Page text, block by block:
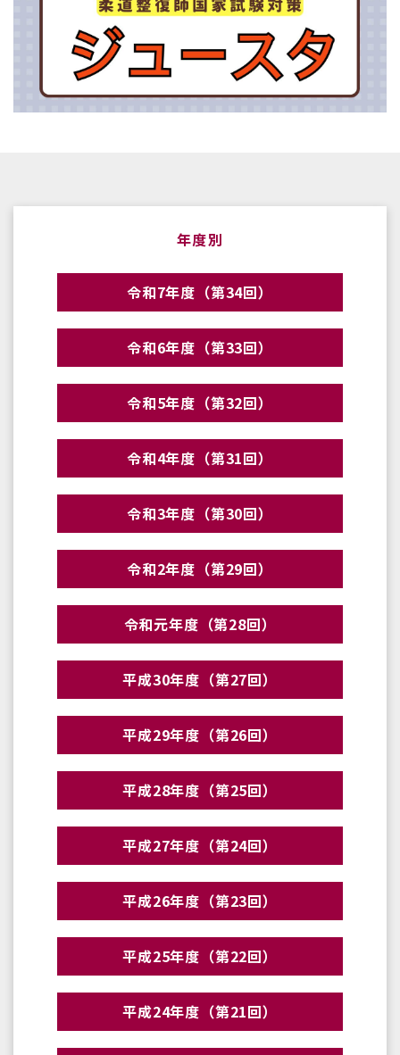
年度別
令和7年度（第34回）
令和6年度（第33回）
令和5年度（第32回）
令和4年度（第31回）
令和3年度（第30回）
令和2年度（第29回）
令和元年度（第28回）
平成30年度（第27回）
平成29年度（第26回）
平成28年度（第25回）
平成27年度（第24回）
平成26年度（第23回）
平成25年度（第22回）
平成24年度（第21回）